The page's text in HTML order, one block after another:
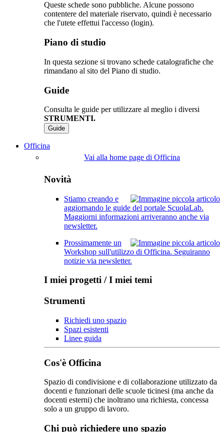
Queste schede sono pubbliche. Alcune possono
contentere del materiale riservato, quindi è necessario
che l'utete effettui l'accesso (login).
Piano di studio
In questa sezione si trovano schede catalografiche che
rimandano al sito del Piano di studio.
Guide
Consulta le guide per utilizzare al meglio i diversi
STRUMENTI.
Guide
Officina
Vai alla home page di Officina
Novità
Stiamo creando e
aggiornando le guide del portale ScuolaLab.
Maggiorni informazioni arriveranno anche via
newsletter.
Prossimamente un
Workshop sull'utilizzo di Officina. Seguiranno
notizie via newsletter.
I miei progetti / I miei temi
Strumenti
Richiedi uno spazio
Spazi esistenti
Linee guida
Cos'è Officina
Spazio di condivisione e di collaborazione utilizzato da
docenti e funzionari delle scuole ticinesi (ma anche da
docenti esterni) che inoltrano una richiesta, concessa
solo a un gruppo di lavoro.​
Chi può richiedere uno spazio